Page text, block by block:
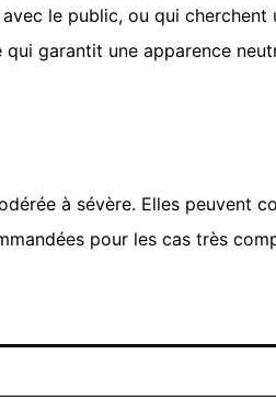
le public, ou qui cherchent
garantit une apparence
à sévère. Elles peuvent
pour les cas très